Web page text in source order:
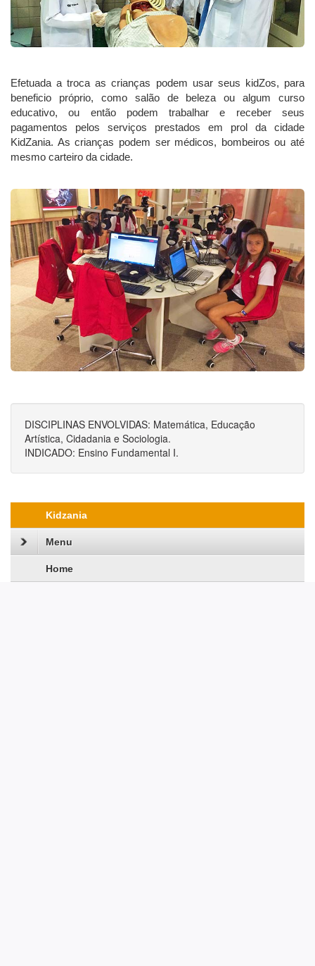
Efetuada a troca as crianças podem usar seus kidZos, para
beneficio próprio, como salão de beleza ou algum curso
educativo, ou então podem trabalhar e receber seus
pagamentos pelos serviços prestados em prol da cidade
KidZania. As crianças podem ser médicos, bombeiros ou até
mesmo carteiro da cidade.
DISCIPLINAS ENVOLVIDAS: Matemática, Educação
Artística, Cidadania e Sociologia.
INDICADO: Ensino Fundamental I.
Kidzania
Menu
Home